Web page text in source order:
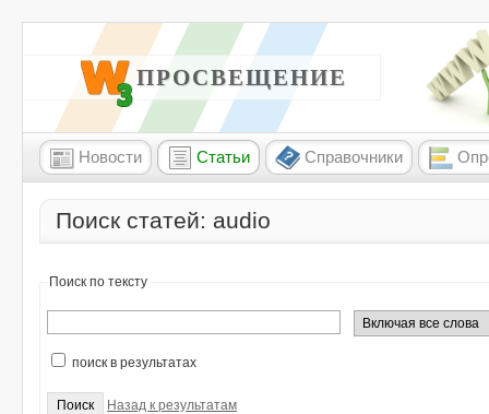
W3 ПРОСВЕЩЕНИЕ
Новости Статьи Справочники
Поиск статей: audio
Поиск по тексту
поиск в результатах
Назад к результатам